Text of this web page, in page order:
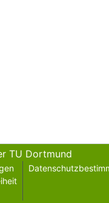
TU Dortmund